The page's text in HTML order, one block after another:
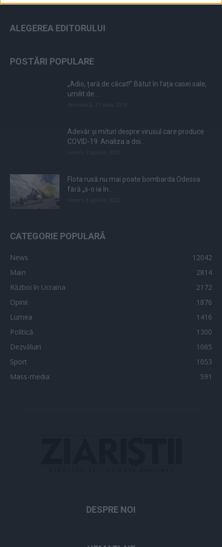
ALEGEREA EDITORULUI
POSTĂRI POPULARE
„Adio, țară de căcat!” Bătut în fața casei sale,
umilit de...
Adevăr și mituri despre virusul care produce
COVID-19. Analiza a doi...
Flota rusă nu mai poate bombarda Odessa
fără „s-o ia în...
CATEGORIE POPULARĂ
News
12042
Main
2814
Război în Ucraina
2172
Opinii
1876
Lumea
1416
Politică
1300
Dezvăluiri
1065
Sport
1053
Mass-media
591
DESPRE NOI